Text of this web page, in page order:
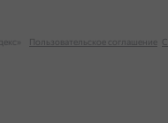
Пользовательское соглашение